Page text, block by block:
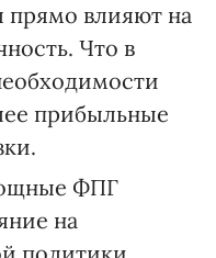
прямо влияют на
Что в
прибыльные
ФПГ
на